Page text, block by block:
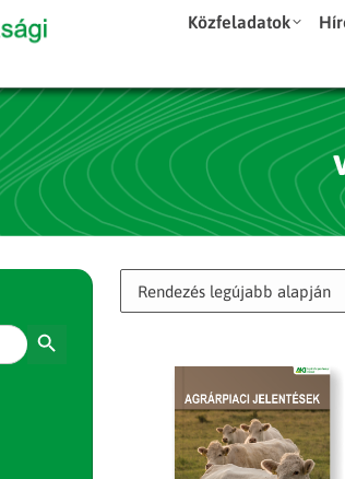
Közfeladatok